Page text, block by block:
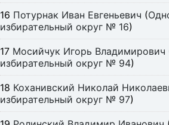
16 Потурнак Иван Евгеньевич (
избирательный округ № 16)
17 Мосийчук Игорь Владимирович
избирательный округ № 94)
18 Коханивский Николай
избирательный округ № 97)